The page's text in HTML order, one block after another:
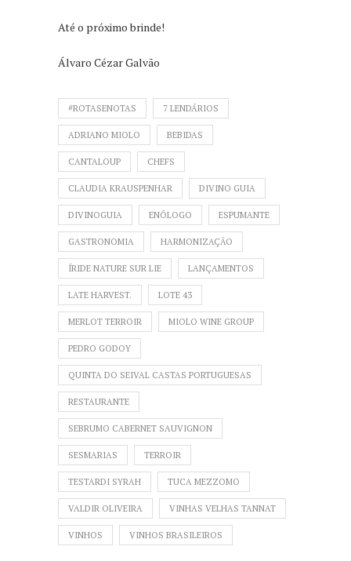
Até o próximo brinde!
Álvaro Cézar Galvão
#ROTASENOTAS 7 LENDÁRIOS
ADRIANO MIOLO BEBIDAS
CANTALOUP CHEFS
CLAUDIA KRAUSPENHAR DIVINO GUIA
DIVINOGUIA ENÓLOGO ESPUMANTE
GASTRONOMIA HARMONIZAÇÃO
ÍRIDE NATURE SUR LIE LANÇAMENTOS
LATE HARVEST. LOTE 43
MERLOT TERROIR MIOLO WINE GROUP
PEDRO GODOY
QUINTA DO SEIVAL CASTAS PORTUGUESAS
RESTAURANTE
SEBRUMO CABERNET SAUVIGNON
SESMARIAS TERROIR
TESTARDI SYRAH TUCA MEZZOMO
VALDIR OLIVEIRA VINHAS VELHAS TANNAT
VINHOS VINHOS BRASILEIROS